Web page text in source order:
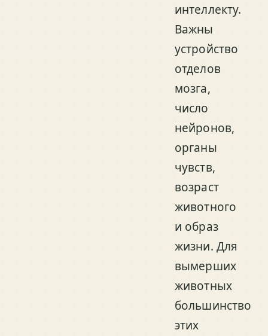
интеллекту.
Важны
устройство
отделов
мозга,
число
нейронов,
органы
чувств,
возраст
животного
и образ
жизни. Для
вымерших
животных
большинство
этих